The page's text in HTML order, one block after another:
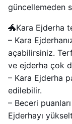
güncellemeden
🐲Kara Ejderha
– Kara
açabilirsiniz.
ve ejderha çok
– Kara Ejderha
edilebilir.
– Beceri
Ejderhayı